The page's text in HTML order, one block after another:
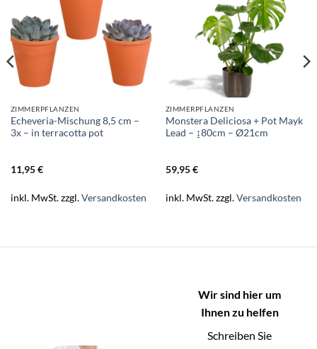
ZIMMERPFLANZEN
Echeveria-Mischung 8,5 cm –
3x – in terracotta pot
11,95€
inkl. MwSt.zzgl.Versandkosten
ZIMMERPFLANZEN
Monstera Deliciosa + Pot Mayk
Lead – ↨80cm – Ø21cm
59,95€
inkl. MwSt.zzgl.Versandkosten
Wir sind hier um
Ihnen zu helfen
Schreiben Sie